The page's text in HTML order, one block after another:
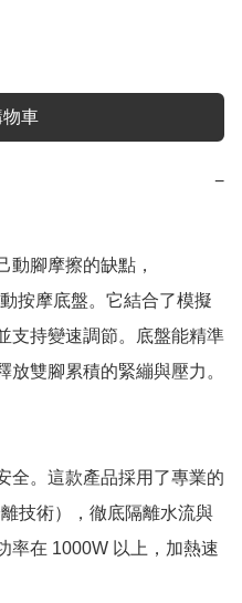
物車
−
動腳摩擦的缺點，
按摩底盤。它結合了模擬
支持變速調節。底盤能精準
雙腳累積的緊繃與壓力。
全。這款產品採用了專業的
技術），徹底隔離水流與
率在 1000W 以上，加熱速